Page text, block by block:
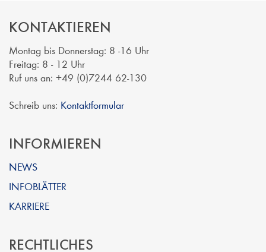
KONTAKTIEREN
Montag bis Donnerstag: 8 -16 Uhr
Freitag: 8 - 12 Uhr
Ruf uns an: +49 (0)7244 62-130
Schreib uns: Kontaktformular
INFORMIEREN
NEWS
INFOBLÄTTER
KARRIERE
RECHTLICHES